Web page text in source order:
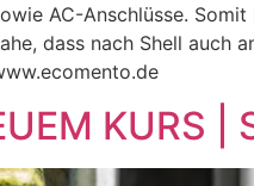
AC-Anschlüsse.
dass nach Shell auch
KURS